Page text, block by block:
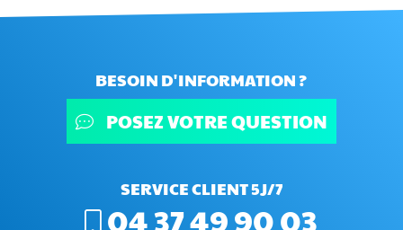
BESOIN D'INFORMATION ?
POSEZ VOTRE QUESTION
SERVICE CLIENT 5J/7
04 37 49 90 03